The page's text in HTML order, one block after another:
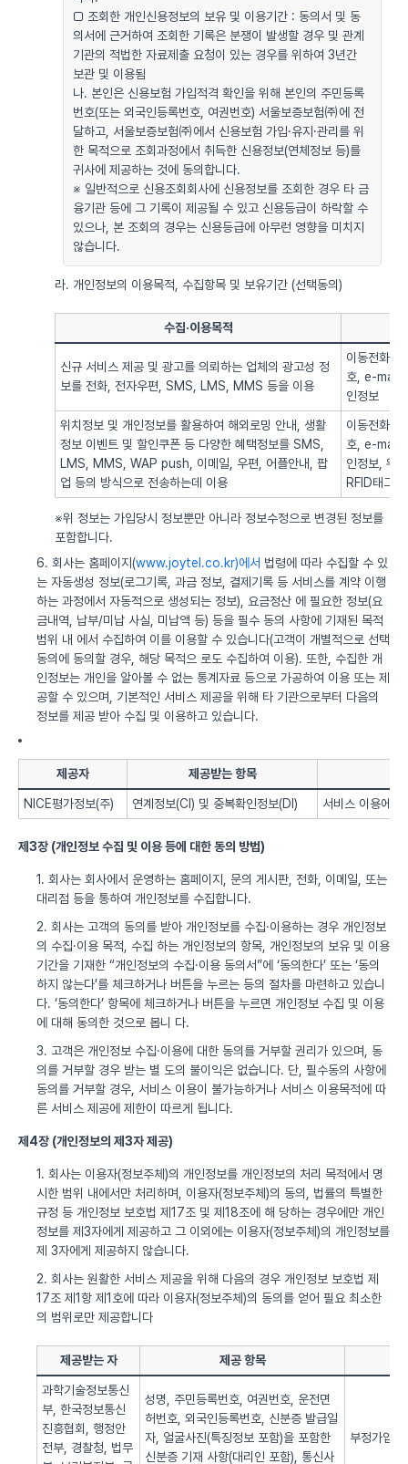
□ 조회한 개인신용정보의 보유 및 이용기간 : 동의서 및 동
의서에 근거하여 조회한 기록은 분쟁이 발생할 경우 및 관계
기관의 적법한 자료제출 요청이 있는 경우를 위하여 3년간
보관 및 이용됨
나. 본인은 신용보험 가입적격 확인을 위해 본인의 주민등록
번호(또는 외국인등록번호, 여권번호) 서울보증보험㈜에 전
달하고, 서울보증보험㈜에서 신용보험 가입·유지·관리를 위
한 목적으로 조회과정에서 취득한 신용정보(연체정보 등)를
귀사에 제공하는 것에 동의합니다.
※ 일반적으로 신용조회회사에 신용정보를 조회한 경우 타 금
융기관 등에 그 기록이 제공될 수 있고 신용등급이 하락할 수
있으나, 본 조회의 경우는 신용등급에 아무런 영향을 미치지
않습니다.
라. 개인정보의 이용목적, 수집항목 및 보유기간 (선택동의)
수집·이용목적
신규 서비스 제공 및 광고를 의뢰하는 업체의 광고성 정
보를 전화, 전자우편, SMS, LMS, MMS 등을 이용
이동전화번
호, e-mail,
인정보
위치정보 및 개인정보를 활용하여 해외로밍 안내, 생활
정보 이벤트 및 할인쿠폰 등 다양한 혜택정보를 SMS,
LMS, MMS, WAP push, 이메일, 우편, 어플안내, 팝
업 등의 방식으로 전송하는데 이용
이동전화번
호, e-mail,
인정보, 위
RFID태그
※위 정보는 가입당시 정보뿐만 아니라 정보수정으로 변경된 정보를
포함합니다.
6. 회사는 홈페이지(www.joytel.co.kr)에서 법령에 따라 수집할 수 있
는 자동생성 정보(로그기록, 과금 정보, 결제기록 등 서비스를 계약 이행
하는 과정에서 자동적으로 생성되는 정보), 요금정산 에 필요한 정보(요
금내역, 납부/미납 사실, 미납액 등) 등을 필수 동의 사항에 기재된 목적
범위 내 에서 수집하여 이를 이용할 수 있습니다(고객이 개별적으로 선택
동의에 동의할 경우, 해당 목적으 로도 수집하여 이용). 또한, 수집한 개
인정보는 개인을 알아볼 수 없는 통계자료 등으로 가공하여 이용 또는 제
공할 수 있으며, 기본적인 서비스 제공을 위해 타 기관으로부터 다음의
정보를 제공 받아 수집 및 이용하고 있습니다.
제공자 제공받는 항목
NICE평가정보(주) 연계정보(CI) 및 중복확인정보(DI) 서비스 이용에
제3장 (개인정보 수집 및 이용 등에 대한 동의 방법)
1. 회사는 회사에서 운영하는 홈페이지, 문의 게시판, 전화, 이메일, 또는
대리점 등을 통하여 개인정보를 수집합니다.
2. 회사는 고객의 동의를 받아 개인정보를 수집·이용하는 경우 개인정보
의 수집·이용 목적, 수집 하는 개인정보의 항목, 개인정보의 보유 및 이용
기간을 기재한 “개인정보의 수집·이용 동의서”에 ‘동의한다’ 또는 ‘동의
하지 않는다’를 체크하거나 버튼을 누르는 등의 절차를 마련하고 있습니
다. ‘동의한다’ 항목에 체크하거나 버튼을 누르면 개인정보 수집 및 이용
에 대해 동의한 것으로 봅니 다.
3. 고객은 개인정보 수집·이용에 대한 동의를 거부할 권리가 있으며, 동
의를 거부할 경우 받는 별 도의 불이익은 없습니다. 단, 필수동의 사항에
동의를 거부할 경우, 서비스 이용이 불가능하거나 서비스 이용목적에 따
른 서비스 제공에 제한이 따르게 됩니다.
제4장 (개인정보의 제3자 제공)
1. 회사는 이용자(정보주체)의 개인정보를 개인정보의 처리 목적에서 명
시한 범위 내에서만 처리하며, 이용자(정보주체)의 동의, 법률의 특별한
규정 등 개인정보 보호법 제17조 및 제18조에 해 당하는 경우에만 개인
정보를 제3자에게 제공하고 그 이외에는 이용자(정보주체)의 개인정보를
제 3자에게 제공하지 않습니다.
2. 회사는 원활한 서비스 제공을 위해 다음의 경우 개인정보 보호법 제
17조 제1항 제1호에 따라 이용자(정보주체)의 동의를 얻어 필요 최소한
의 범위로만 제공합니다
제공받는 자 제공 항목
과학기술정보통신
부, 한국정보통신
진흥협회, 행정안
전부, 경찰청, 법무
성명, 주민등록번호, 여권번호, 운전면
허번호, 외국인등록번호, 신분증 발급일
자, 얼굴사진(특징정보 포함)을 포함한
신분증 기재 사항(대리인 포함), 통신사
부정가입